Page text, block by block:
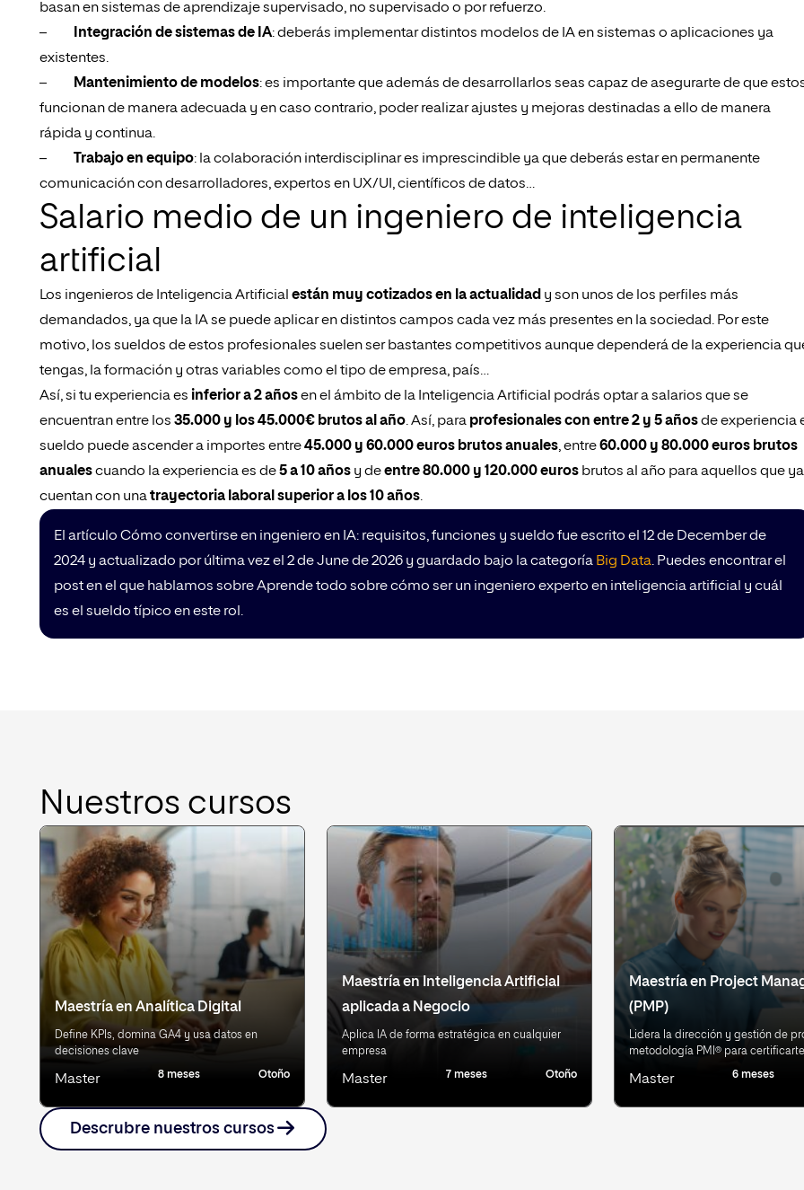
basan en sistemas de aprendizaje supervisado, no supervisado o por refuerzo.
–
Integración de sistemas de IA: deberás implementar distintos modelos de IA en sistemas o aplicaciones ya
existentes.
–
Mantenimiento de modelos: es importante que además de desarrollarlos seas capaz de asegurarte de que
funcionan de manera adecuada y en caso contrario, poder realizar ajustes y mejoras destinadas a ello de manera
rápida y continua.
–
Trabajo en equipo: la colaboración interdisciplinar es imprescindible ya que deberás estar en permanente
comunicación con desarrolladores, expertos en UX/UI, científicos de datos…
Salario medio de un ingeniero de inteligencia
artificial
Los ingenieros de Inteligencia Artificial están muy cotizados en la actualidad y son unos de los perfiles más
demandados, ya que la IA se puede aplicar en distintos campos cada vez más presentes en la sociedad. Por este
motivo, los sueldos de estos profesionales suelen ser bastantes competitivos aunque dependerá de la experiencia
tengas, la formación y otras variables como el tipo de empresa, país…
Así, si tu experiencia es inferior a 2 añosen el ámbito de la Inteligencia Artificial podrás optar a salarios que se
encuentran entre los 35.000 y los 45.000€ brutos al año. Así, para profesionales con entre 2 y 5 añosde experiencia
sueldo puede ascender a importes entre45.000 y 60.000 euros brutos anuales, entre60.000 y 80.000 euros brutos
anualescuando la experiencia es de5 a 10 años y deentre 80.000 y 120.000 euros brutos al año para aquellos que ya
cuentan con unatrayectoria laboral superior a los 10 años.
El artículo Cómo convertirse en ingeniero en IA: requisitos, funciones y sueldo fue escrito el 12 de December de
2024 y actualizado por última vez el 2 de June de 2026 y guardado bajo la categoría Big Data. Puedes encontrar el
post en el que hablamos sobre Aprende todo sobre cómo ser un ingeniero experto en inteligencia artificial y cuál
es el sueldo típico en este rol.
Nuestros cursos
Maestría en Analítica Digital
Define KPIs, domina GA4 y usa datos en
decisiones clave
Master 8 meses Otoño
Maestría en Inteligencia Artificial
aplicada a Negocio
Aplica IA de forma estratégica en cualquier
empresa
Master 7 meses Otoño
Maestría en Project
(PMP)
Lidera la dirección y gestión de
metodología PMI® para certificarte
Master 6 meses
Descrubre nuestros cursos